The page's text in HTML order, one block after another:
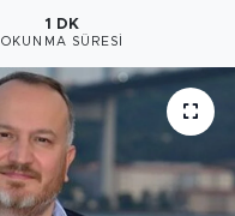
1 DK
OKUNMA SÜRESI